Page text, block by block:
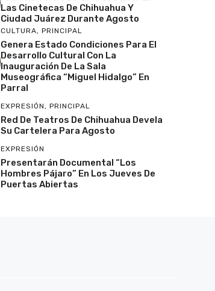
Las Cinetecas De Chihuahua Y
Ciudad Juárez Durante Agosto
CULTURA, PRINCIPAL
Genera Estado Condiciones Para El
Desarrollo Cultural Con La
Inauguración De La Sala
Museográfica “Miguel Hidalgo” En
Parral
EXPRESIÓN, PRINCIPAL
Red De Teatros De Chihuahua Devela
Su Cartelera Para Agosto
EXPRESIÓN
Presentarán Documental “Los
Hombres Pájaro” En Los Jueves De
Puertas Abiertas